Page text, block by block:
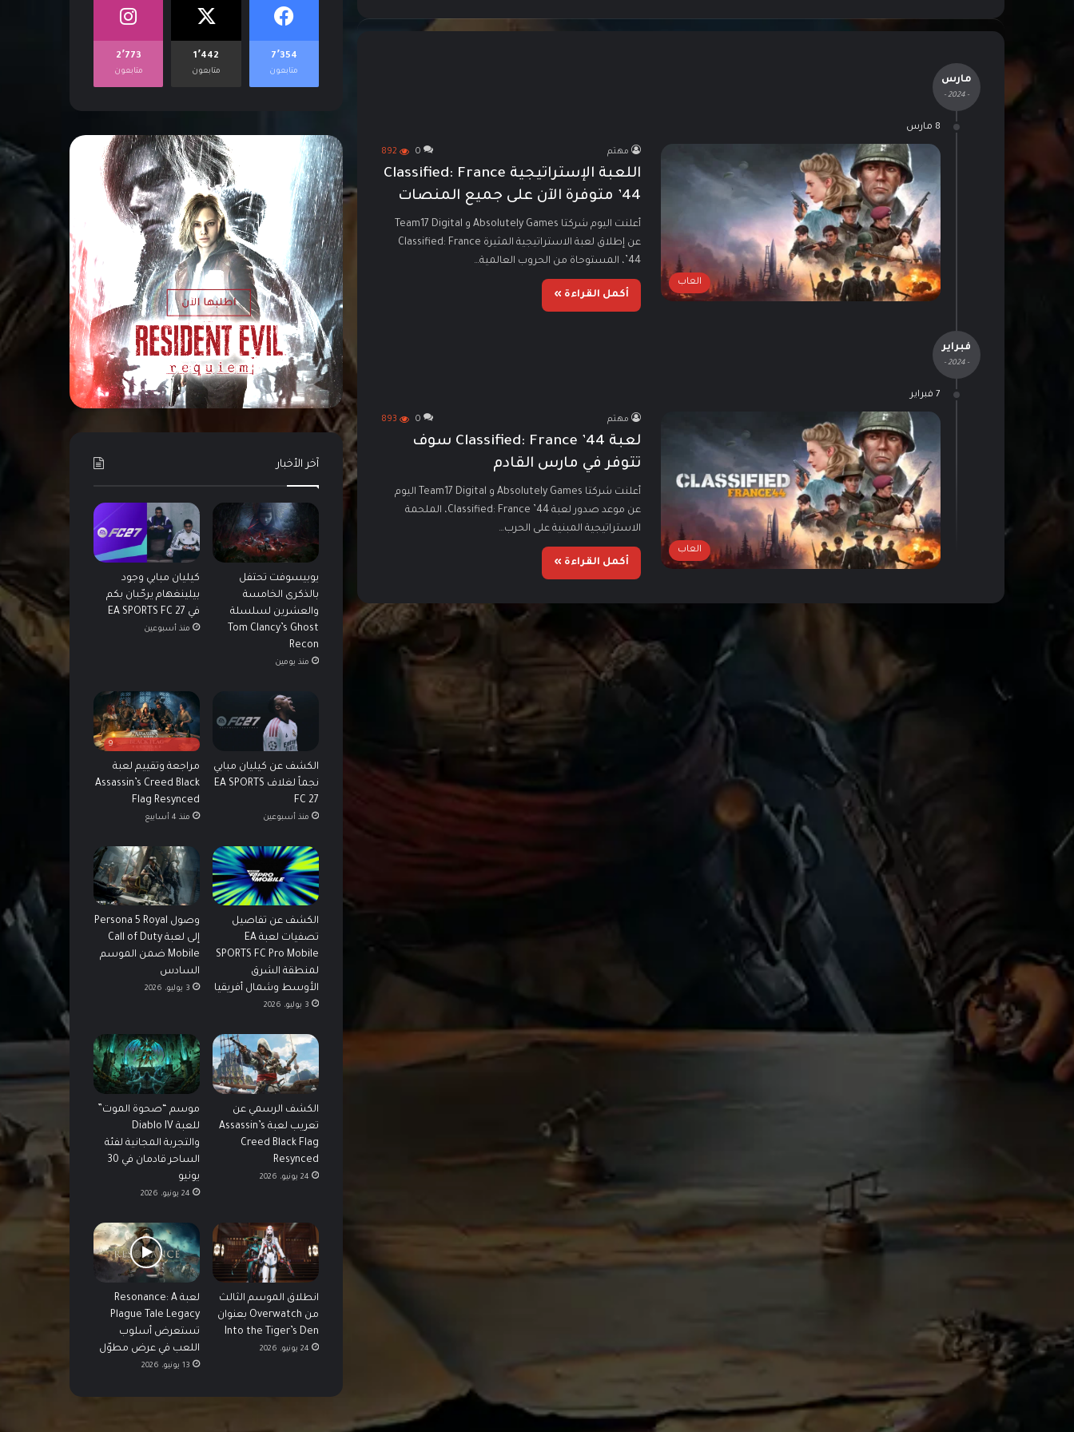
مارس
- 2024 -
8 مارس
العاب
مهتم 0
892
اللعبة الإستراتيجية Classified: France
’44 متوفرة الآن على جميع المنصات
أعلنت اليوم شركتا Absolutely Games و Team17 Digital
عن إطلاق لعبة الاستراتيجية المثيرة Classified: France
’44، المستوحاة من الحروب العالمية…
أكمل القراءة »
فبراير
- 2024 -
7 فبراير
العاب
مهتم 0
893
لعبة Classified: France ’44 سوف
تتوفر في مارس القادم
أعلنت شركتا Absolutely Games و Team17 Digital اليوم
عن موعد صدور لعبة Classified: France ’44، الملحمة
الاستراتيجية المبنية على الحرب…
أكمل القراءة »
7٬354
متابعون
1٬442
متابعون
2٬773
متابعون
آخر الأخبار
يوبيسوفت تحتفل
بالذكرى الخامسة
والعشرين لسلسلة
Tom Clancy’s Ghost
Recon
منذ يومين
كيليان مبابي وجود
بيلينغهام يرحّبان بكم
في EA SPORTS FC 27
منذ أسبوعين
الكشف عن كيليان مبابي
نجماً لغلاف EA SPORTS
FC 27
منذ أسبوعين
9
مراجعة وتقييم لعبة
Assassin’s Creed Black
Flag Resynced
منذ 4 أسابيع
الكشف عن تفاصيل
تصفيات لعبة EA
SPORTS FC Pro Mobile
لمنطقة الشرق
الأوسط وشمال أفريقيا
3 يوليو، 2026
وصول Persona 5 Royal
إلى لعبة Call of Duty
Mobile ضمن الموسم
السادس
3 يوليو، 2026
الكشف الرسمي عن
تعريب لعبة Assassin’s
Creed Black Flag
Resynced
24 يونيو، 2026
موسم “صحوة الموت”
للعبة Diablo IV
والتجربة المجانية لفئة
الساحر قادمان في 30
يونيو
24 يونيو، 2026
انطلاق الموسم الثالث
من Overwatch بعنوان
Into the Tiger’s Den
24 يونيو، 2026
لعبة Resonance: A
Plague Tale Legacy
تستعرض أسلوب
اللعب في عرض مطوّل
13 يونيو، 2026